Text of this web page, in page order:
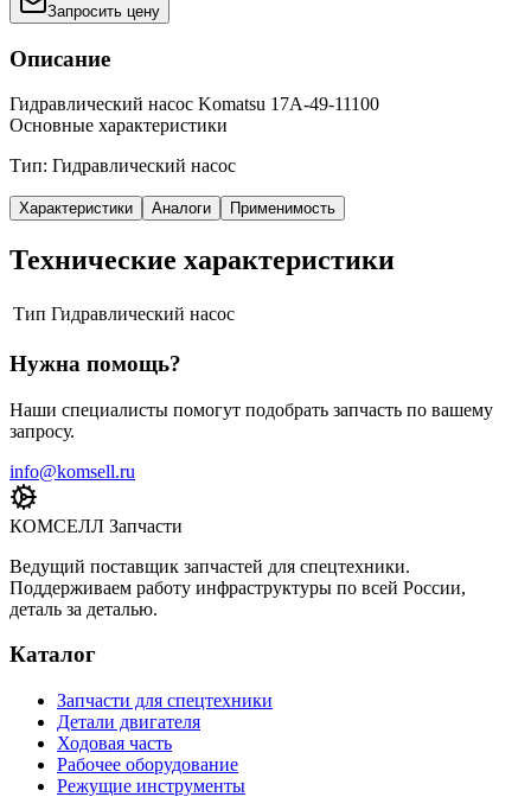
Запросить цену
Описание
Гидравлический насос Komatsu 17A-49-11100
Основные характеристики
Тип: Гидравлический насос
Характеристики Аналоги Применимость
Технические характеристики
Тип Гидравлический насос
Нужна помощь?
Наши специалисты помогут подобрать запчасть по вашему
запросу.
info@komsell.ru
КОМСЕЛЛ Запчасти
Ведущий поставщик запчастей для спецтехники.
Поддерживаем работу инфраструктуры по всей России,
деталь за деталью.
Каталог
Запчасти для спецтехники
Детали двигателя
Ходовая часть
Рабочее оборудование
Режущие инструменты